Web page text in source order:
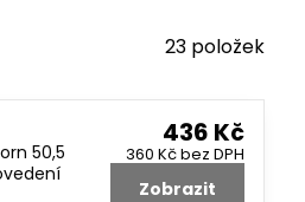
23 položek
50,5
436 Kč
360 Kčbez DPH
Zobrazit